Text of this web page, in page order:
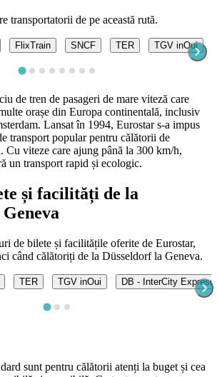
transportatorii de pe această rută.
FlixTrain SNCF TER TGV inOui
de tren de pasageri de mare viteză care
orașe din Europa continentală, inclusiv
Lansat în 1994, Eurostar s-a impus
transport popular pentru călătorii de
Cu viteze care ajung până la 300 km/h,
un transport rapid și ecologic.
și facilități de la
de bilete și facilitățile oferite de Eurostar,
când călătoriți de la Düsseldorf la Geneva.
TER TGV inOui DB - InterCity Express
sunt pentru călătorii atenți la buget și cea